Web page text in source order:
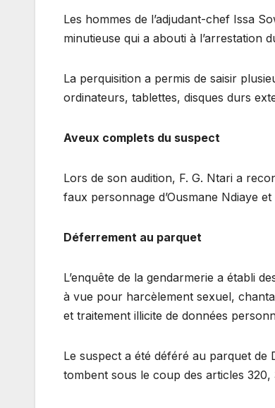
Les hommes de l’adjudant-chef Issa
minutieuse qui a abouti à l’arrestation
La perquisition a permis de saisir
ordinateurs, tablettes, disques durs
Aveux complets du suspect
Lors de son audition, F. G. Ntari a
faux personnage d’Ousmane Ndiaye
Déferrement au parquet
L’enquête de la gendarmerie a établi
à vue pour harcèlement sexuel,
et traitement illicite de données
Le suspect a été déféré au parquet
tombent sous le coup des articles